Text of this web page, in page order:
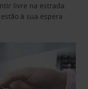
livre na estrada.
à sua espera